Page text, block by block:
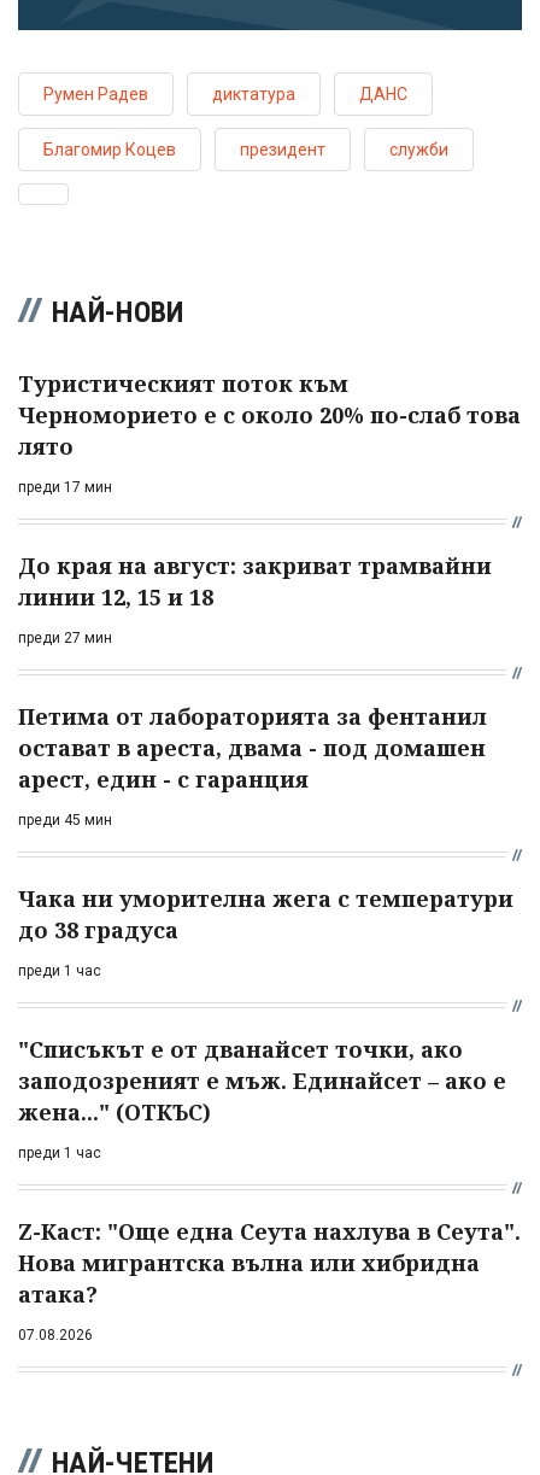
Румен Радев диктатура ДАНС
Благомир Коцев президент служби
НАЙ-НОВИ
Туристическият поток към
Черноморието е с около 20% по-слаб това
лято
преди 17 мин
До края на август: закриват трамвайни
линии 12, 15 и 18
преди 27 мин
Петима от лабораторията за фентанил
остават в ареста, двама - под домашен
арест, един - с гаранция
преди 45 мин
Чака ни уморителна жега с температури
до 38 градуса
преди 1 час
"Списъкът е от дванайсет точки, ако
заподозреният е мъж. Единайсет – ако е
жена..." (ОТКЪС)
преди 1 час
Z-Каст: "Още една Сеута нахлува в Сеута".
Нова мигрантска вълна или хибридна
атака?
07.08.2026
НАЙ-ЧЕТЕНИ